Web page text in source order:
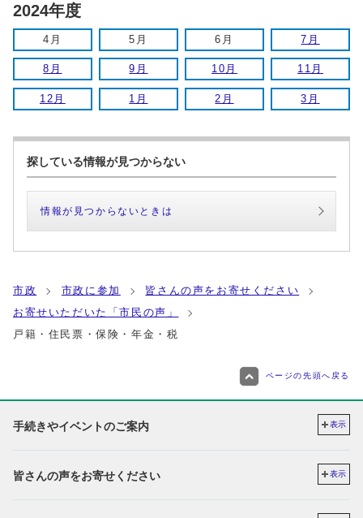
2024年度
4月 5月 6月 7月
8月 9月 10月 11月
12月 1月 2月 3月
探している情報が見つからない
情報が見つからないときは
市政 市政に参加
皆さんの声をお寄せください
お寄せいただいた「市民の声」
戸籍・住民票・保険・年金・税
ページの先頭へ戻る
手続きやイベントのご案内 表示
皆さんの声をお寄せください 表示